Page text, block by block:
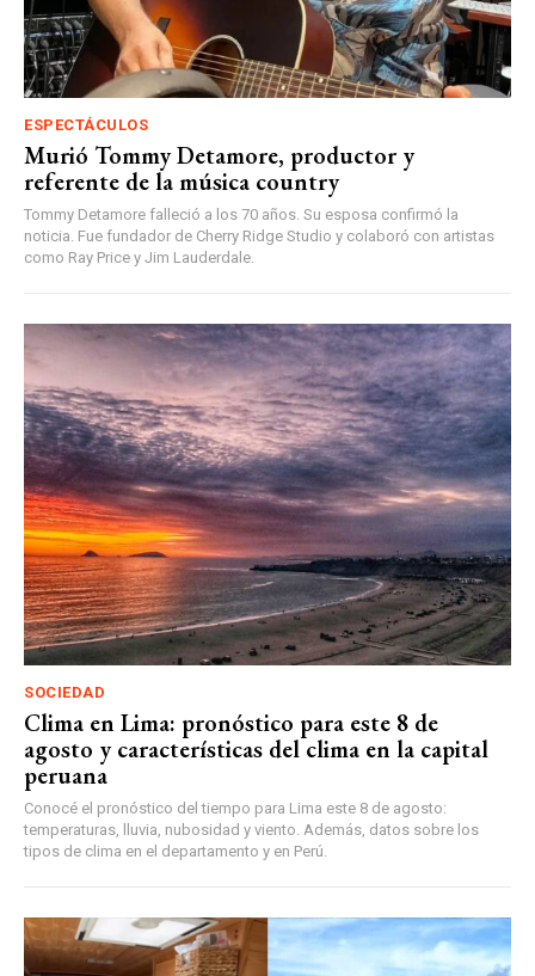
ESPECTÁCULOS
Murió Tommy Detamore, productor y
referente de la música country
Tommy Detamore falleció a los 70 años. Su esposa confirmó la
noticia. Fue fundador de Cherry Ridge Studio y colaboró con artistas
como Ray Price y Jim Lauderdale.
SOCIEDAD
Clima en Lima: pronóstico para este 8 de
agosto y características del clima en la capital
peruana
Conocé el pronóstico del tiempo para Lima este 8 de agosto:
temperaturas, lluvia, nubosidad y viento. Además, datos sobre los
tipos de clima en el departamento y en Perú.